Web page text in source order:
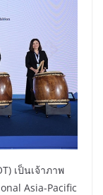
เป็นเจ้าภาพ
Asia-Pacific